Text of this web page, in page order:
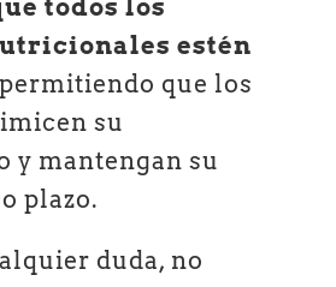
todos los
estén
que los
su
y mantengan su
plazo.
duda, no